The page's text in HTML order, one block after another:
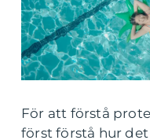
För att förstå
först förstå hur